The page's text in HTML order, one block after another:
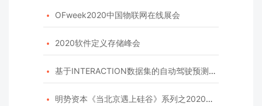
 OFweek2020中国物联网在线展会
 2020软件定义存储峰会
 基于INTERACTION数据集的自动驾驶预测模型挑战赛
 明势资本《当北京遇上硅谷》系列之2020年度开源峰会